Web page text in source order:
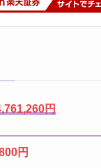
円
円